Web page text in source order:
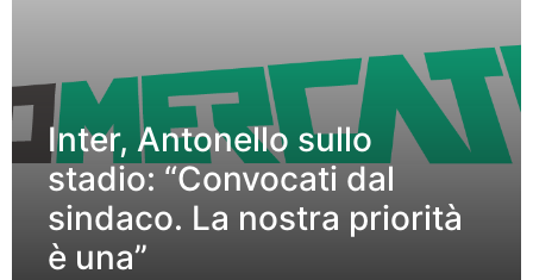
Inter, Antonello sullo
stadio: “Convocati dal
sindaco. La nostra priorità
è una”